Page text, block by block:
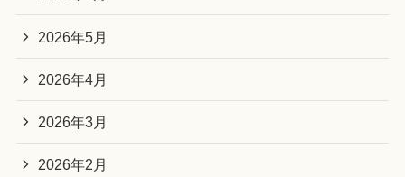
2026年5月
2026年4月
2026年3月
2026年2月